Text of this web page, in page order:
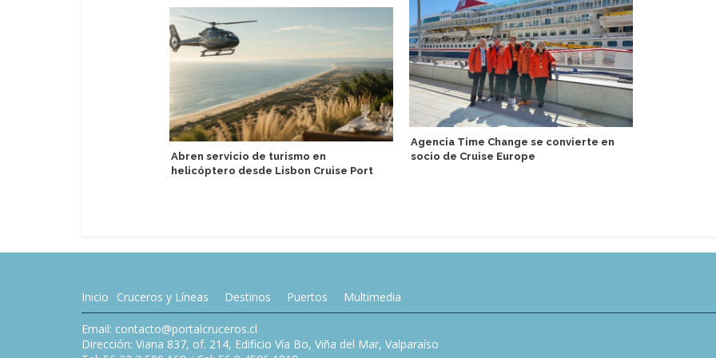
Abren servicio de turismo en
helicóptero desde Lisbon Cruise Port
Agencia Time Change se convierte en
socio de Cruise Europe
Inicio Cruceros y Líneas Destinos Puertos Multimedia
Email: contacto@portalcruceros.cl
Dirección: Viana 837, of. 214, Edificio Vía Bo, Viña del Mar, Valparaíso